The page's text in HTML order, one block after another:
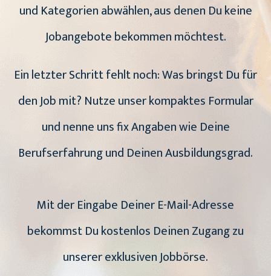
und Kategorien abwählen, aus denen Du keine
Jobangebote bekommen möchtest.
Ein letzter Schritt fehlt noch: Was bringst Du für
den Job mit? Nutze unser kompaktes Formular
und nenne uns fix Angaben wie Deine
Berufserfahrung und Deinen Ausbildungsgrad.
Mit der Eingabe Deiner E-Mail-Adresse
bekommst Du kostenlos Deinen Zugang zu
unserer exklusiven Jobbörse.